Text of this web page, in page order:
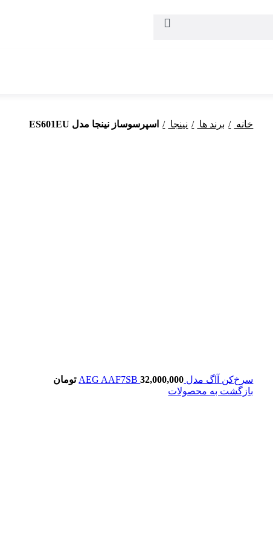
خانه برند ها نینجا اسپرسوساز نینجا مدل ES601EU
سرخ‌کن آاگ مدل AEG AAF7SB 32,000,000
تومان
بازگشت به محصولات